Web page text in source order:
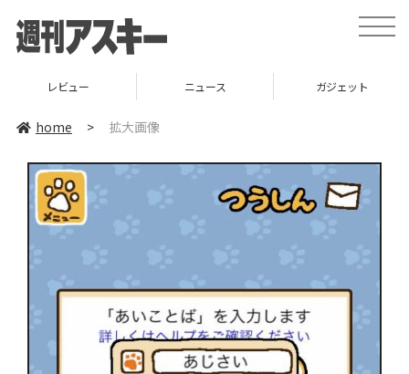
toggle
レビュー ニュース ガジェット
home > 拡大画像